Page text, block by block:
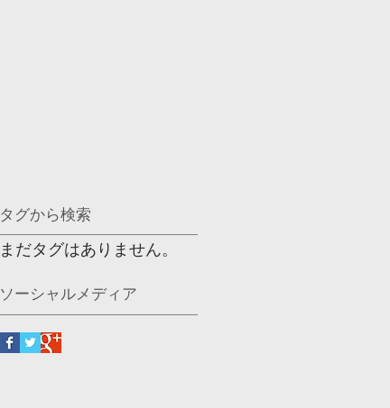
タグから検索
まだタグはありません。
ソーシャルメディア